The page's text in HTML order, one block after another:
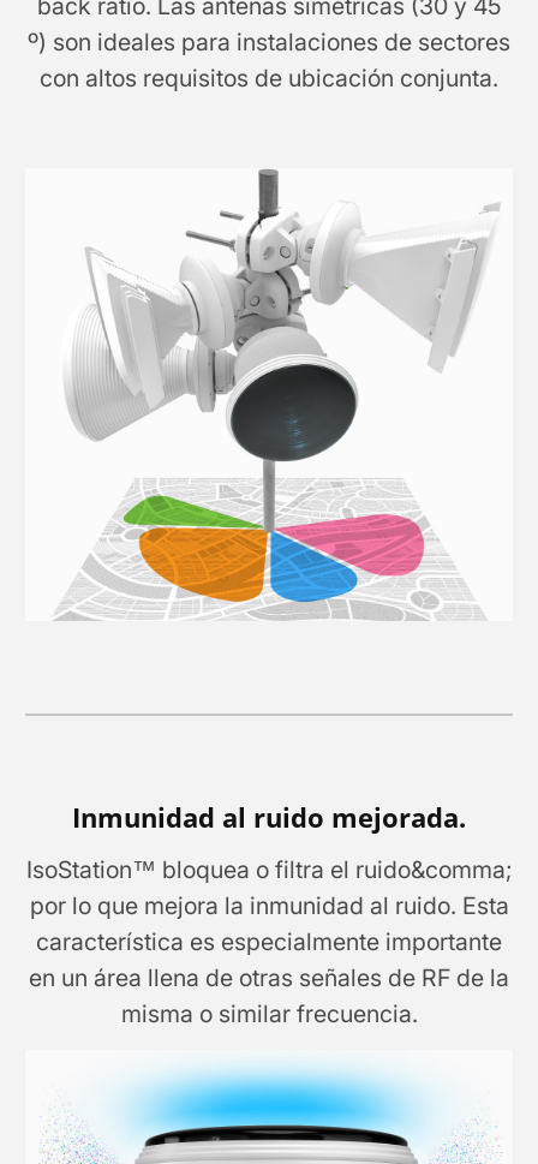
back ratio. Las antenas simétricas (30 y 45
º) son ideales para instalaciones de sectores
con altos requisitos de ubicación conjunta.
Inmunidad al ruido mejorada.
IsoStation™ bloquea o filtra el ruido&comma;
por lo que mejora la inmunidad al ruido. Esta
característica es especialmente importante
en un área llena de otras señales de RF de la
misma o similar frecuencia.